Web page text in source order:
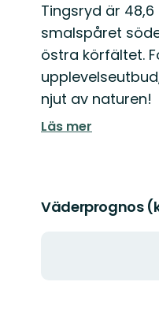
Tingsryd är
smalspåret
östra körfältet.
njut av naturen!
Läs mer
Väderprognos